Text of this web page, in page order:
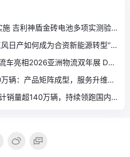
测验
日产如何成为合资新能源转型“范
车亮相2026亚洲物流双年展 DF-
辆：产品矩阵成型，服务升维构
销量超140万辆，持续领跑国内